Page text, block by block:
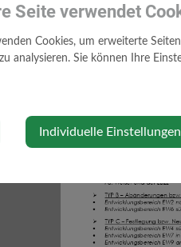
Seite verwendet
Cookies, um erweiterte
analysieren. Sie können Ihre
Individuelle Einstellungen